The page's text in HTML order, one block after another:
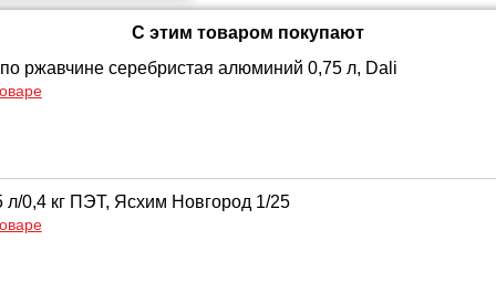
С этим товаром покупают
ржавчине серебристая алюминий 0,75 л, Dali
л/0,4 кг ПЭТ, Ясхим Новгород 1/25